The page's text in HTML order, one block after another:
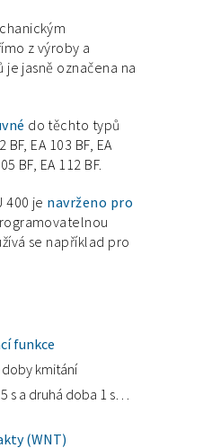
z výroby a
jasně označena na
do těchto typů
EA 103 BF, EA
BF, EA 112 BF.
400 je navrženo pro
se například pro
funkce
kmitání
s a druhá doba 1 s…
(WNT)